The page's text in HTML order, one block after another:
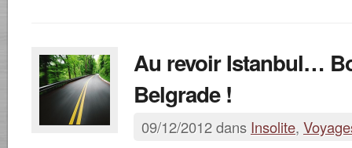
Au revoir Istanbul…
Belgrade !
09/12/2012 dans Insolite,